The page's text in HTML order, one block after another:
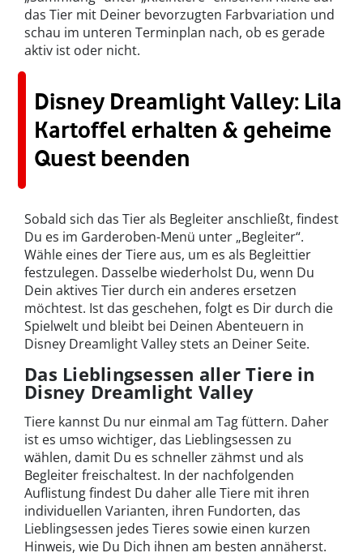
das Tier mit Deiner bevorzugten Farbvariation und
schau im unteren Terminplan nach, ob es gerade
aktiv ist oder nicht.
Disney Dreamlight Valley: Lila
Kartoffel erhalten & geheime
Quest beenden
Sobald sich das Tier als Begleiter anschließt, findest
Du es im Garderoben-Menü unter „Begleiter“.
Wähle eines der Tiere aus, um es als Begleittier
festzulegen. Dasselbe wiederholst Du, wenn Du
Dein aktives Tier durch ein anderes ersetzen
möchtest. Ist das geschehen, folgt es Dir durch die
Spielwelt und bleibt bei Deinen Abenteuern in
Disney Dreamlight Valley stets an Deiner Seite.
Das Lieblingsessen aller Tiere in
Disney Dreamlight Valley
Tiere kannst Du nur einmal am Tag füttern. Daher
ist es umso wichtiger, das Lieblingsessen zu
wählen, damit Du es schneller zähmst und als
Begleiter freischaltest. In der nachfolgenden
Auflistung findest Du daher alle Tiere mit ihren
individuellen Varianten, ihren Fundorten, das
Lieblingsessen jedes Tieres sowie einen kurzen
Hinweis, wie Du Dich ihnen am besten annäherst.